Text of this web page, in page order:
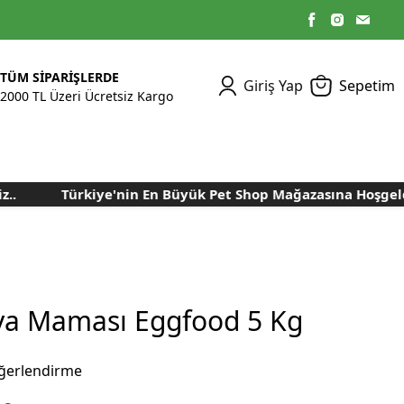
TÜM SİPARİŞLERDE
2000 TL Üzeri Ücretsiz Kargo
Giriş Yap Sepetim
Kümes Ekipmanları
Makineleri
Nem Alma Makineleri
Nem ve Isı Ölçer
Kuluçka Malzemeleri
Kedi Yaş Mamaları
Bakım Sağlık
Tasmalar
Bakım Sağlık
Tavşan Yemleri
Türkiye'nin En Büyük Pet Shop Mağazasına
Maması Eggfood 5 Kg